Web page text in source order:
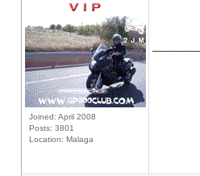
Joined: April 2008
Posts: 3801
Location: Malaga